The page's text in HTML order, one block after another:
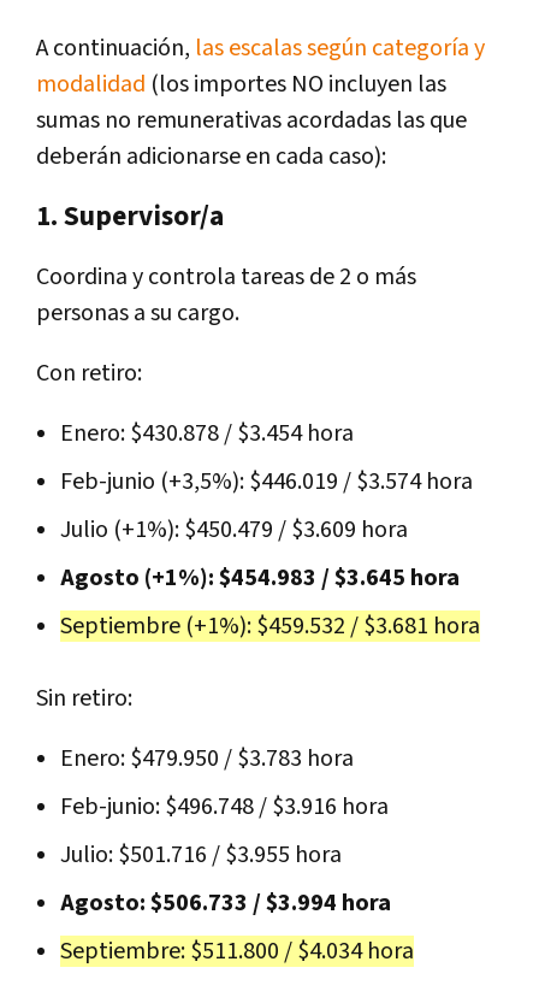
A continuación, las escalas según categoría y
modalidad (los importes NO incluyen las
sumas no remunerativas acordadas las que
deberán adicionarse en cada caso):
1. Supervisor/a
Coordina y controla tareas de 2 o más
personas a su cargo.
Con retiro:
Enero: $430.878 / $3.454 hora
Feb-junio (+3,5%): $446.019 / $3.574 hora
Julio (+1%): $450.479 / $3.609 hora
Agosto (+1%): $454.983 / $3.645 hora
Septiembre (+1%): $459.532 / $3.681 hora
Sin retiro:
Enero: $479.950 / $3.783 hora
Feb-junio: $496.748 / $3.916 hora
Julio: $501.716 / $3.955 hora
Agosto: $506.733 / $3.994 hora
Septiembre: $511.800 / $4.034 hora